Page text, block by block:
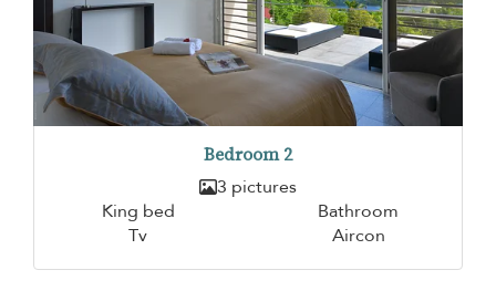
Bedroom 2
3 pictures
King bed
Bathroom
Tv
Aircon